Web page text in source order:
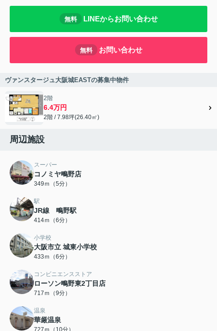
無料 LINEからお問い合わせ
無料 お問い合わせ
ヴァンスタージュ大阪城EASTの募集中物件
2階
6.4万円
2階 / 7.98坪(26.40㎡)
周辺施設
スーパー
コノミヤ鴫野店
349ｍ（5分）
駅
JR線 鴫野駅
414ｍ（6分）
小学校
大阪市立 城東小学校
433ｍ（6分）
コンビニエンスストア
ローソン鴫野東2丁目店
717ｍ（9分）
温泉
華厳温泉
727ｍ（10分）